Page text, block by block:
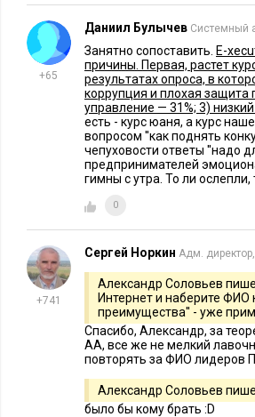
+65
Даниил Булычев Системный
Занятно сопоставить. E-
причины. Первая, растет
результатах опроса, в
коррупция и плохая защита
управление — 31%; 3)
есть - курс юаня, а курс
вопросом ''как поднять
чепуховости ответы ''надо
предпринимателей
гимны с утра. То ли ослепли,
0
+741
Сергей Норкин Адм.
Александр Соловьев
Интернет и наберите ФИО
преимущества'' - уже
Спасибо, Александр, за
АА, все же не мелкий
повторять за ФИО лидеров
Александр Соловьев
было бы кому брать :D